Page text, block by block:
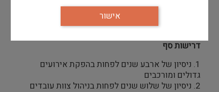
דרישות סף
1. ניסיון של ארבע שנים לפחות בהפקת אירועים
גדולים ומורכבים
2. ניסיון של שלוש שנים לפחות בניהול צוות עובדים
אישור